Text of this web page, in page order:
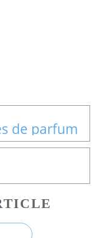
de parfum